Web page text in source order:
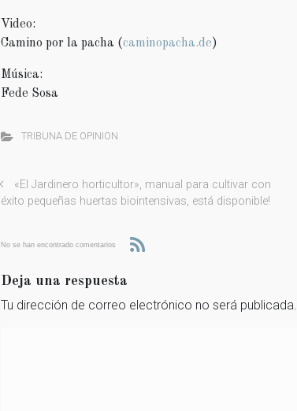
Video:
Camino por la pacha (caminopacha.de)
Música:
Fede Sosa
TRIBUNA DE OPINION
«El Jardinero horticultor», manual para cultivar con
éxito pequeñas huertas biointensivas, está disponible!
No se han encontrado comentarios
Deja una respuesta
Tu dirección de correo electrónico no será publicada.